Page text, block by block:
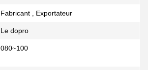
Fabricant , Exportateur
Le dopro
080~100